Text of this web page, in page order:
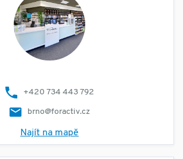
+420 734 443 792
brno@foractiv.cz
Najít na mapě